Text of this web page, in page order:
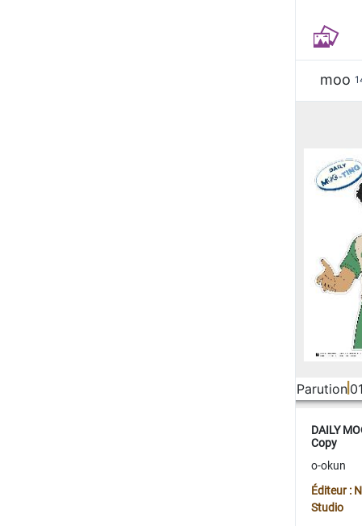
moo
Parution
DAILY
Copy
o-okun
Éditeur :
Studio